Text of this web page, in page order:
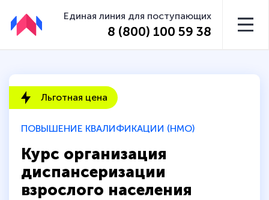
Единая линия для поступающих
8 (800) 100 59 38
ПОВЫШЕНИЕ КВАЛИФИКАЦИИ (НМО)
Курс организация
диспансеризации
взрослого населения
Льготная цена